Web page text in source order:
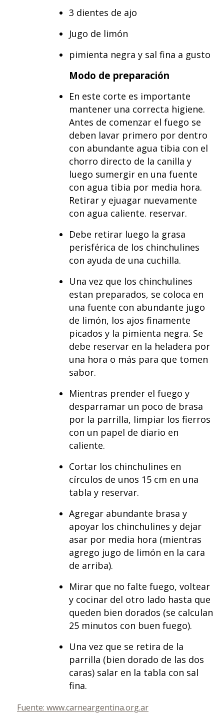
3 dientes de ajo
Jugo de limón
pimienta negra y sal fina a gusto
Modo de preparación
En este corte es importante
mantener una correcta higiene.
Antes de comenzar el fuego se
deben lavar primero por dentro
con abundante agua tibia con el
chorro directo de la canilla y
luego sumergir en una fuente
con agua tibia por media hora.
Retirar y ejuagar nuevamente
con agua caliente. reservar.
Debe retirar luego la grasa
perisférica de los chinchulines
con ayuda de una cuchilla.
Una vez que los chinchulines
estan preparados, se coloca en
una fuente con abundante jugo
de limón, los ajos finamente
picados y la pimienta negra. Se
debe reservar en la heladera por
una hora o más para que tomen
sabor.
Mientras prender el fuego y
desparramar un poco de brasa
por la parrilla, limpiar los fierros
con un papel de diario en
caliente.
Cortar los chinchulines en
círculos de unos 15 cm en una
tabla y reservar.
Agregar abundante brasa y
apoyar los chinchulines y dejar
asar por media hora (mientras
agrego jugo de limón en la cara
de arriba).
Mirar que no falte fuego, voltear
y cocinar del otro lado hasta que
queden bien dorados (se calculan
25 minutos con buen fuego).
Una vez que se retira de la
parrilla (bien dorado de las dos
caras) salar en la tabla con sal
fina.
Fuente: www.carneargentina.org.ar